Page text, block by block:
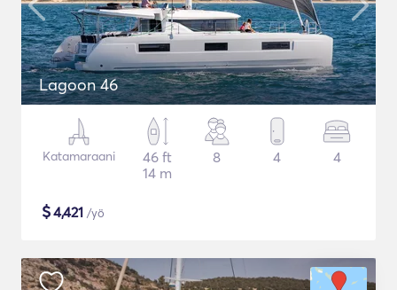
Lagoon 46
Katamaraani
46 ft
14 m
8 4 4
$4,421 /yö